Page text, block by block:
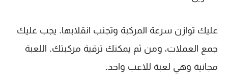
عليك توازن سرعة المركبة وتجنب انقلابها. يجب عليك
جمع العملات، ومن ثم يمكنك ترقية مركبتك. اللعبة
مجانية وهي لعبة للاعب واحد.